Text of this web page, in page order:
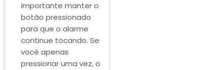
importante manter o
botão pressionado
para que o alarme
continue tocando. Se
você apenas
pressionar uma vez, o